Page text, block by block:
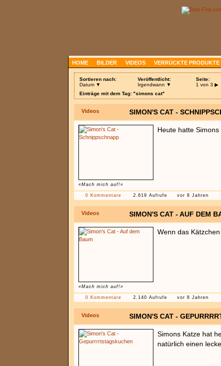
HOME BILDER VIDEOS VERRÜCKTE PRODUKTE
Sortieren nach:
Datum ▼
Veröffentlicht:
Irgendwann ▼
Seite:
1 von 3 ▶
Einträge mit dem Tag: "simons cat"
Videos SIMON'S CAT -
«Mach mich auf!»
Heute hatte
0 Kommentare 2.619 Aufrufe vor 8 Jahren
Videos SIMON'S CAT - AUF DEM
«Mach mich auf!»
Wenn das
0 Kommentare 2.140 Aufrufe vor 8 Jahren
Videos SIMON'S CAT -
Simons Katze hat
natürlich einen